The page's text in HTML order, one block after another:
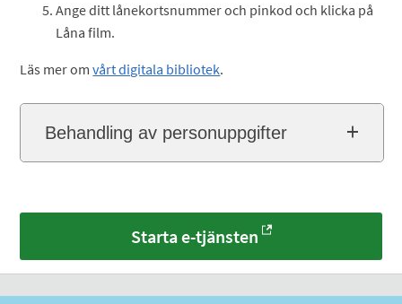
Ange ditt lånekortsnummer och pinkod och klicka på
Låna film.
Läs mer omvårt digitala bibliotek.
Behandling av personuppgifter
Starta e-tjänsten